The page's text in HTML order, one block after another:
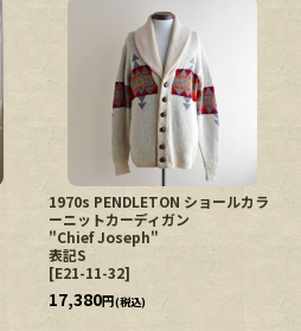
1970s PENDLETON ショールカラ
ーニットカーディガン
"Chief Joseph"
表記S
[E21-11-32]
17,380円(税込)